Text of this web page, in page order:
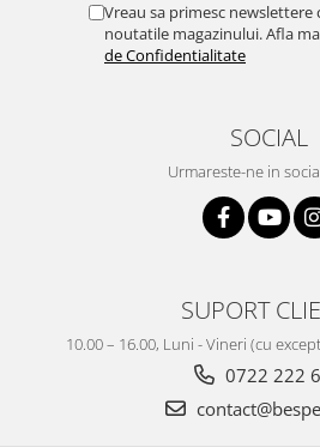
Vreau sa primesc
noutatile magazinului. Afla
de Confidentialitate
SOCIAL
Urmareste-ne in
SUPORT
10.00 – 16.00, Luni - Vineri (cu
0722 222